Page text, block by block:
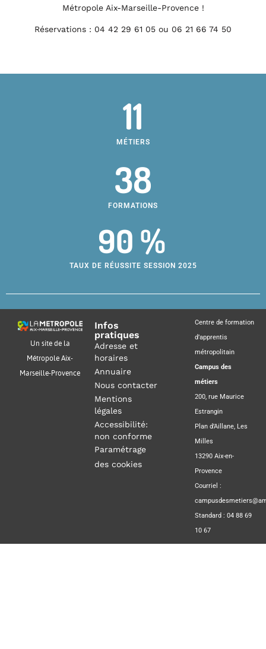
Métropole Aix-Marseille-Provence !
Réservations : 04 42 29 61 05 ou 06 21 66 74 50
11
MÉTIERS
38
FORMATIONS
90 %
TAUX DE RÉUSSITE SESSION 2025
Un site de la
Métropole Aix-
Marseille-Provence
Infos
pratiques
Adresse et
horaires
Annuaire
Nous contacter
Mentions
légales
Accessibilité:
non conforme
Paramétrage
des cookies
Centre de formation
d’apprentis
métropolitain
Campus des
métiers
200, rue Maurice
Estrangin
Plan d’Aillane, Les
Milles
13290 Aix-en-
Provence
Courriel :
Standard : 04 88 69
10 67